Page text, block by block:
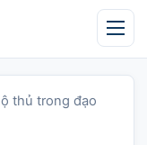
thủ trong đạo